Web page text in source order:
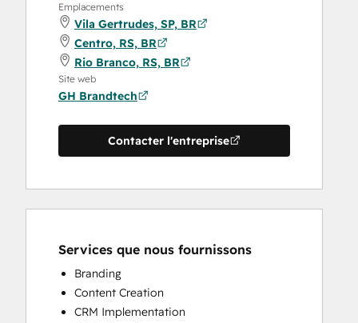
Emplacements
Vila Gertrudes, SP, BR
Centro, RS, BR
Rio Branco, RS, BR
Site web
GH Brandtech
Contacter l'entreprise
Services que nous fournissons
Branding
Content Creation
CRM Implementation